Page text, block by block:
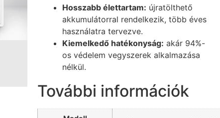
Hosszabb élettartam: újratölthető
akkumulátorral rendelkezik, több éves
használatra tervezve.
Kiemelkedő hatékonyság: akár 94%-
os védelem vegyszerek alkalmazása
nélkül.
További információk